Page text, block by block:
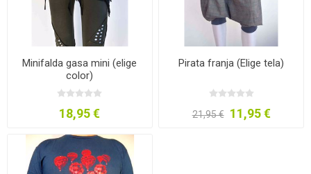
Minifalda gasa mini (elige
color)
18,95 €
Pirata franja (Elige tela)
21,95 € 11,95 €